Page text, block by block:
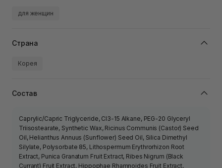
для женщин
Страна
Корея
Состав
Caprylic/Capric Triglyceride, CI3-15 Alkane, PEG-20 Glyceryl
Triisostearate, Synthetic Wax, Ricinus Communis (Castor) Seed
Oil, Helianthus Annuus (Sunflower) Seed Oil, Silica Dimethyl
Silylate, Polysorbate 85, Lithospermum Erythrorhizon Root
Extract, Punica Granatum Fruit Extract, Ribes Nigrum (Black
Currant) Fruit Extract, Hippophae Rhamnoides Fruit Extract,